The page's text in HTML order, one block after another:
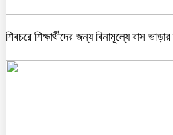
শিবচরে শিক্ষার্থীদের জন্য বিনামূল্যে বাস